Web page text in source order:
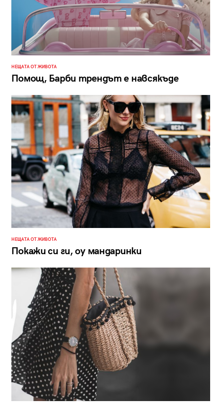
НЕЩАТА ОТ ЖИВОТА
Помощ, Барби трендът е навсякъде
НЕЩАТА ОТ ЖИВОТА
Покажи си ги, оу мандаринки